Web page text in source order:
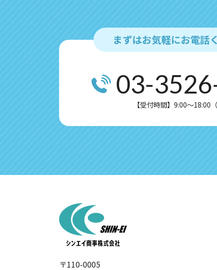
まずはお気軽にお電話
03-
【受付時間】9:00～18:00
〒110-0005